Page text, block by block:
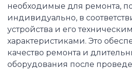
необходимые для ремонта,
индивидуально, в
устройства и его
характеристиками. Это
качество ремонта и
оборудования после